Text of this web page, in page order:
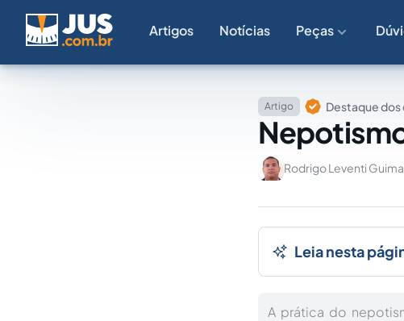
Artigos Notícias Peças
Artigo Destaque
Rodrigo Leventi
Leia nesta
A prática do